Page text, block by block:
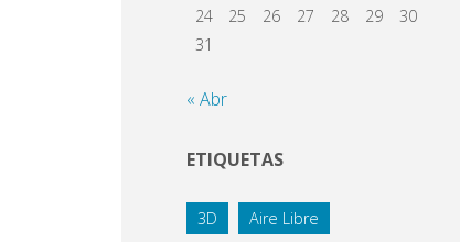
24
25 26 27 28 29
30
31
« Abr
ETIQUETAS
3D Aire Libre